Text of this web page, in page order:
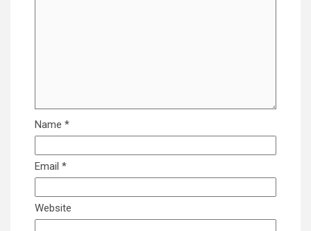
Name *
Email *
Website